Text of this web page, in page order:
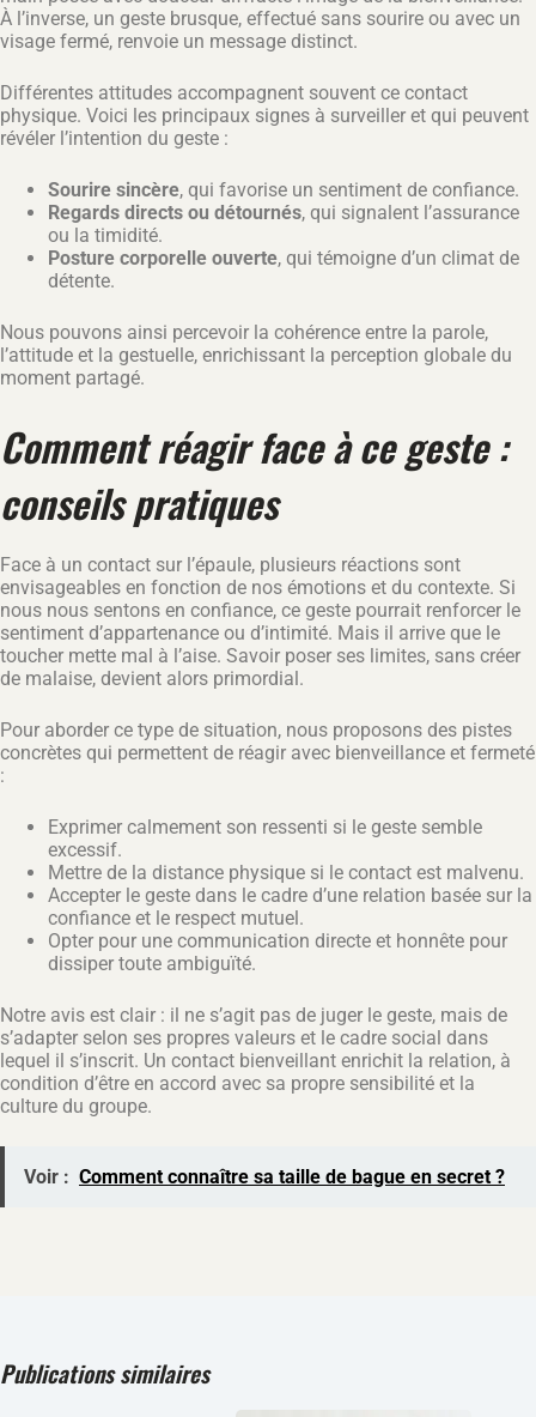
À l’inverse, un geste brusque, effectué sans sourire ou avec un
visage fermé, renvoie un message distinct.
Différentes attitudes accompagnent souvent ce contact
physique. Voici les principaux signes à surveiller et qui peuvent
révéler l’intention du geste :
Sourire sincère, qui favorise un sentiment de confiance.
Regards directs ou détournés, qui signalent l’assurance
ou la timidité.
Posture corporelle ouverte, qui témoigne d’un climat de
détente.
Nous pouvons ainsi percevoir la cohérence entre la parole,
l’attitude et la gestuelle, enrichissant la perception globale du
moment partagé.
Comment réagir face à ce geste :
conseils pratiques
Face à un contact sur l’épaule, plusieurs réactions sont
envisageables en fonction de nos émotions et du contexte. Si
nous nous sentons en confiance, ce geste pourrait renforcer le
sentiment d’appartenance ou d’intimité. Mais il arrive que le
toucher mette mal à l’aise. Savoir poser ses limites, sans créer
de malaise, devient alors primordial.
Pour aborder ce type de situation, nous proposons des pistes
concrètes qui permettent de réagir avec bienveillance et fermeté
:
Exprimer calmement son ressenti si le geste semble
excessif.
Mettre de la distance physique si le contact est malvenu.
Accepter le geste dans le cadre d’une relation basée sur la
confiance et le respect mutuel.
Opter pour une communication directe et honnête pour
dissiper toute ambiguïté.
Notre avis est clair : il ne s’agit pas de juger le geste, mais de
s’adapter selon ses propres valeurs et le cadre social dans
lequel il s’inscrit. Un contact bienveillant enrichit la relation, à
condition d’être en accord avec sa propre sensibilité et la
culture du groupe.
Voir : Comment connaître sa taille de bague en secret ?
Publications similaires